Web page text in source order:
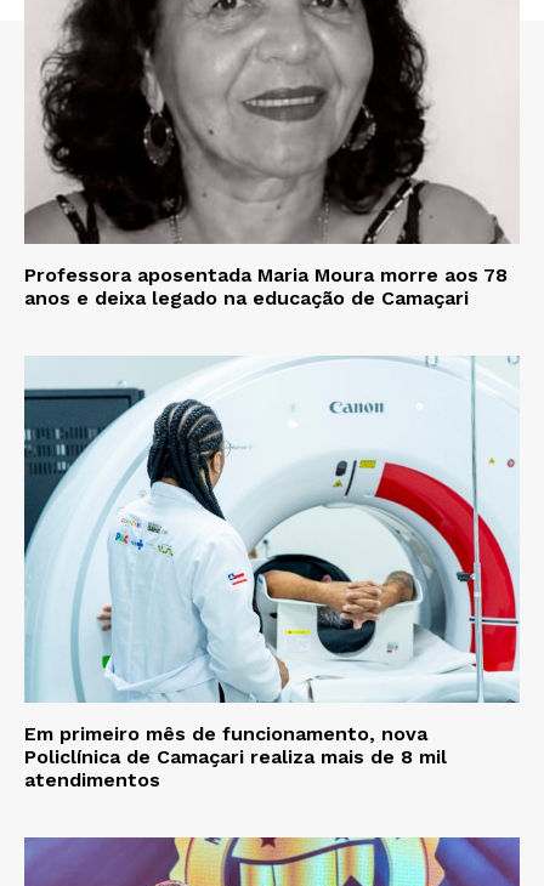
Professora aposentada Maria Moura morre aos 78
anos e deixa legado na educação de Camaçari
Em primeiro mês de funcionamento, nova
Policlínica de Camaçari realiza mais de 8 mil
atendimentos